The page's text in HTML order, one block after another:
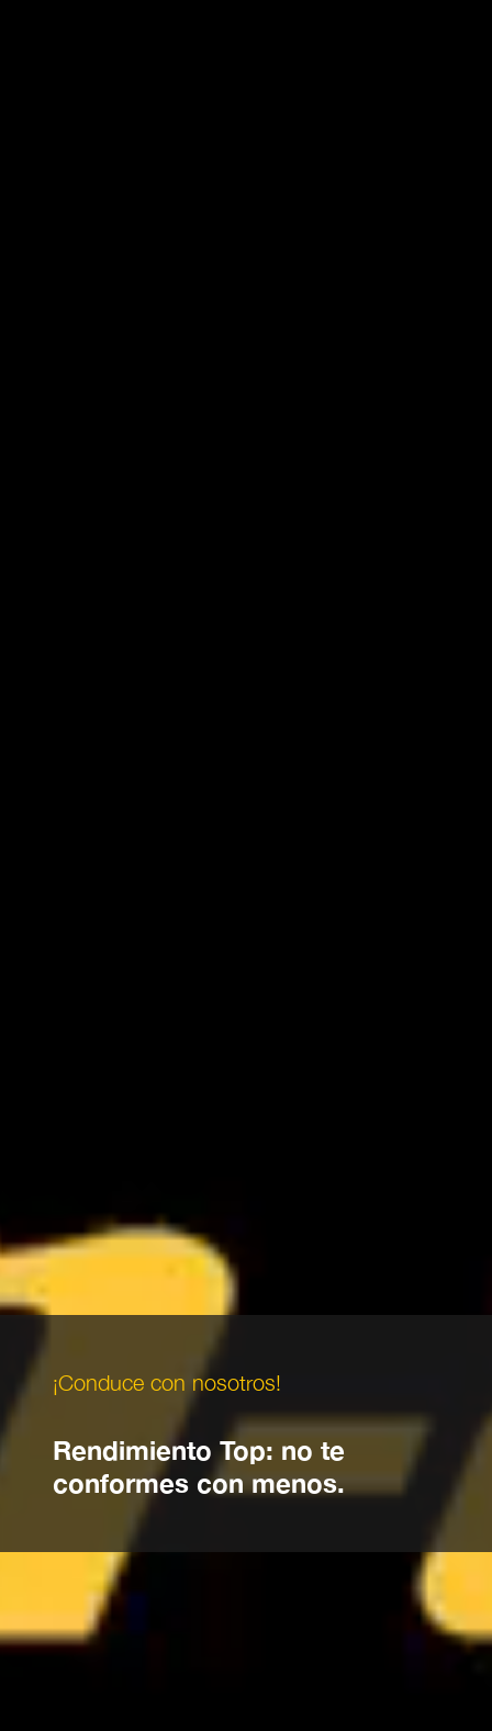
¡Conduce con nosotros!
Rendimiento Top: no te
conformes con menos.